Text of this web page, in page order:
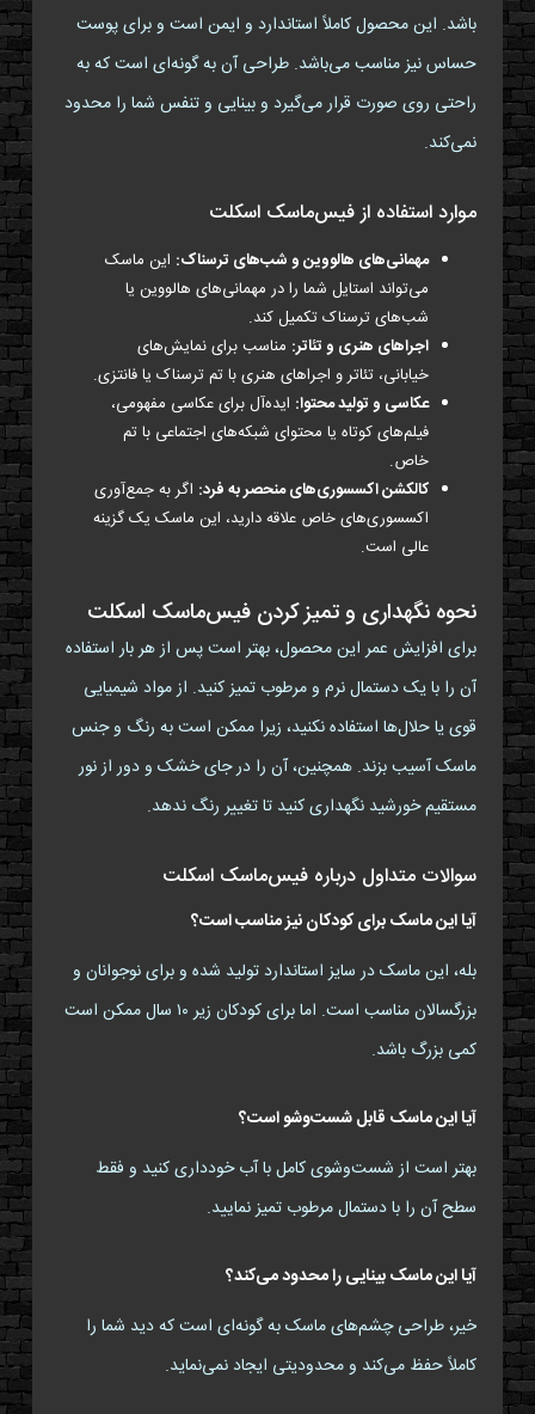
باشد. این محصول کاملاً استاندارد و ایمن است و برای پوست
حساس نیز مناسب می‌باشد. طراحی آن به گونه‌ای است که به
راحتی روی صورت قرار می‌گیرد و بینایی و تنفس شما را محدود
نمی‌کند.
موارد استفاده از فیس‌ماسک اسکلت
مهمانی‌های هالووین و شب‌های ترسناک: این ماسک
می‌تواند استایل شما را در مهمانی‌های هالووین یا
شب‌های ترسناک تکمیل کند.
اجراهای هنری و تئاتر: مناسب برای نمایش‌های
خیابانی، تئاتر و اجراهای هنری با تم ترسناک یا فانتزی.
عکاسی و تولید محتوا: ایده‌آل برای عکاسی مفهومی،
فیلم‌های کوتاه یا محتوای شبکه‌های اجتماعی با تم
خاص.
کالکشن اکسسوری‌های منحصر به فرد: اگر به جمع‌آوری
اکسسوری‌های خاص علاقه دارید، این ماسک یک گزینه
عالی است.
نحوه نگهداری و تمیز کردن فیس‌ماسک اسکلت
برای افزایش عمر این محصول، بهتر است پس از هر بار استفاده
آن را با یک دستمال نرم و مرطوب تمیز کنید. از مواد شیمیایی
قوی یا حلال‌ها استفاده نکنید، زیرا ممکن است به رنگ و جنس
ماسک آسیب بزند. همچنین، آن را در جای خشک و دور از نور
مستقیم خورشید نگهداری کنید تا تغییر رنگ ندهد.
سوالات متداول درباره فیس‌ماسک اسکلت
آیا این ماسک برای کودکان نیز مناسب است؟
بله، این ماسک در سایز استاندارد تولید شده و برای نوجوانان و
بزرگسالان مناسب است. اما برای کودکان زیر ۱۰ سال ممکن است
کمی بزرگ باشد.
آیا این ماسک قابل شست‌وشو است؟
بهتر است از شست‌وشوی کامل با آب خودداری کنید و فقط
سطح آن را با دستمال مرطوب تمیز نمایید.
آیا این ماسک بینایی را محدود می‌کند؟
خیر، طراحی چشم‌های ماسک به گونه‌ای است که دید شما را
کاملاً حفظ می‌کند و محدودیتی ایجاد نمی‌نماید.